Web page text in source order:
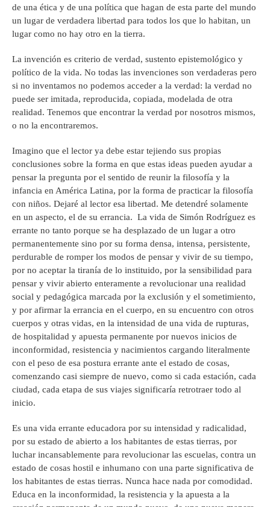
de una ética y de una política que hagan de esta parte del mundo
un lugar de verdadera libertad para todos los que lo habitan, un
lugar como no hay otro en la tierra.
La invención es criterio de verdad, sustento epistemológico y
político de la vida. No todas las invenciones son verdaderas pero
si no inventamos no podemos acceder a la verdad: la verdad no
puede ser imitada, reproducida, copiada, modelada de otra
realidad. Tenemos que encontrar la verdad por nosotros mismos,
o no la encontraremos.
Imagino que el lector ya debe estar tejiendo sus propias
conclusiones sobre la forma en que estas ideas pueden ayudar a
pensar la pregunta por el sentido de reunir la filosofía y la
infancia en América Latina, por la forma de practicar la filosofía
con niños. Dejaré al lector esa libertad. Me detendré solamente
en un aspecto, el de su errancia. La vida de Simón Rodríguez es
errante no tanto porque se ha desplazado de un lugar a otro
permanentemente sino por su forma densa, intensa, persistente,
perdurable de romper los modos de pensar y vivir de su tiempo,
por no aceptar la tiranía de lo instituido, por la sensibilidad para
pensar y vivir abierto enteramente a revolucionar una realidad
social y pedagógica marcada por la exclusión y el sometimiento,
y por afirmar la errancia en el cuerpo, en su encuentro con otros
cuerpos y otras vidas, en la intensidad de una vida de rupturas,
de hospitalidad y apuesta permanente por nuevos inicios de
inconformidad, resistencia y nacimientos cargando literalmente
con el peso de esa postura errante ante el estado de cosas,
comenzando casi siempre de nuevo, como si cada estación, cada
ciudad, cada etapa de sus viajes significaría retrotraer todo al
inicio.
Es una vida errante educadora por su intensidad y radicalidad,
por su estado de abierto a los habitantes de estas tierras, por
luchar incansablemente para revolucionar las escuelas, contra un
estado de cosas hostil e inhumano con una parte significativa de
los habitantes de estas tierras. Nunca hace nada por comodidad.
Educa en la inconformidad, la resistencia y la apuesta a la